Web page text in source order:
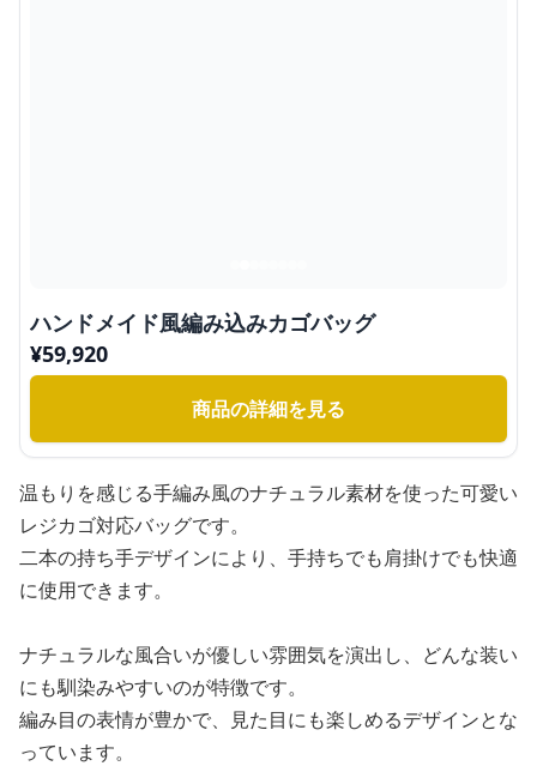
ハンドメイド風編み込みカゴバッグ
¥59,920
商品の詳細を見る
温もりを感じる手編み風のナチュラル素材を使った可愛い
レジカゴ対応バッグです。
二本の持ち手デザインにより、手持ちでも肩掛けでも快適
に使用できます。
ナチュラルな風合いが優しい雰囲気を演出し、どんな装い
にも馴染みやすいのが特徴です。
編み目の表情が豊かで、見た目にも楽しめるデザインとな
っています。